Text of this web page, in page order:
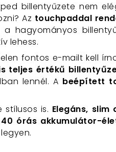
billentyűzete nem
Az touchpaddal
hagyományos
lehess.
fontos e-mailt kell
teljes értékű
lennél. A beépített
stílusos is. Elegáns, slim
40 órás akkumulátor-